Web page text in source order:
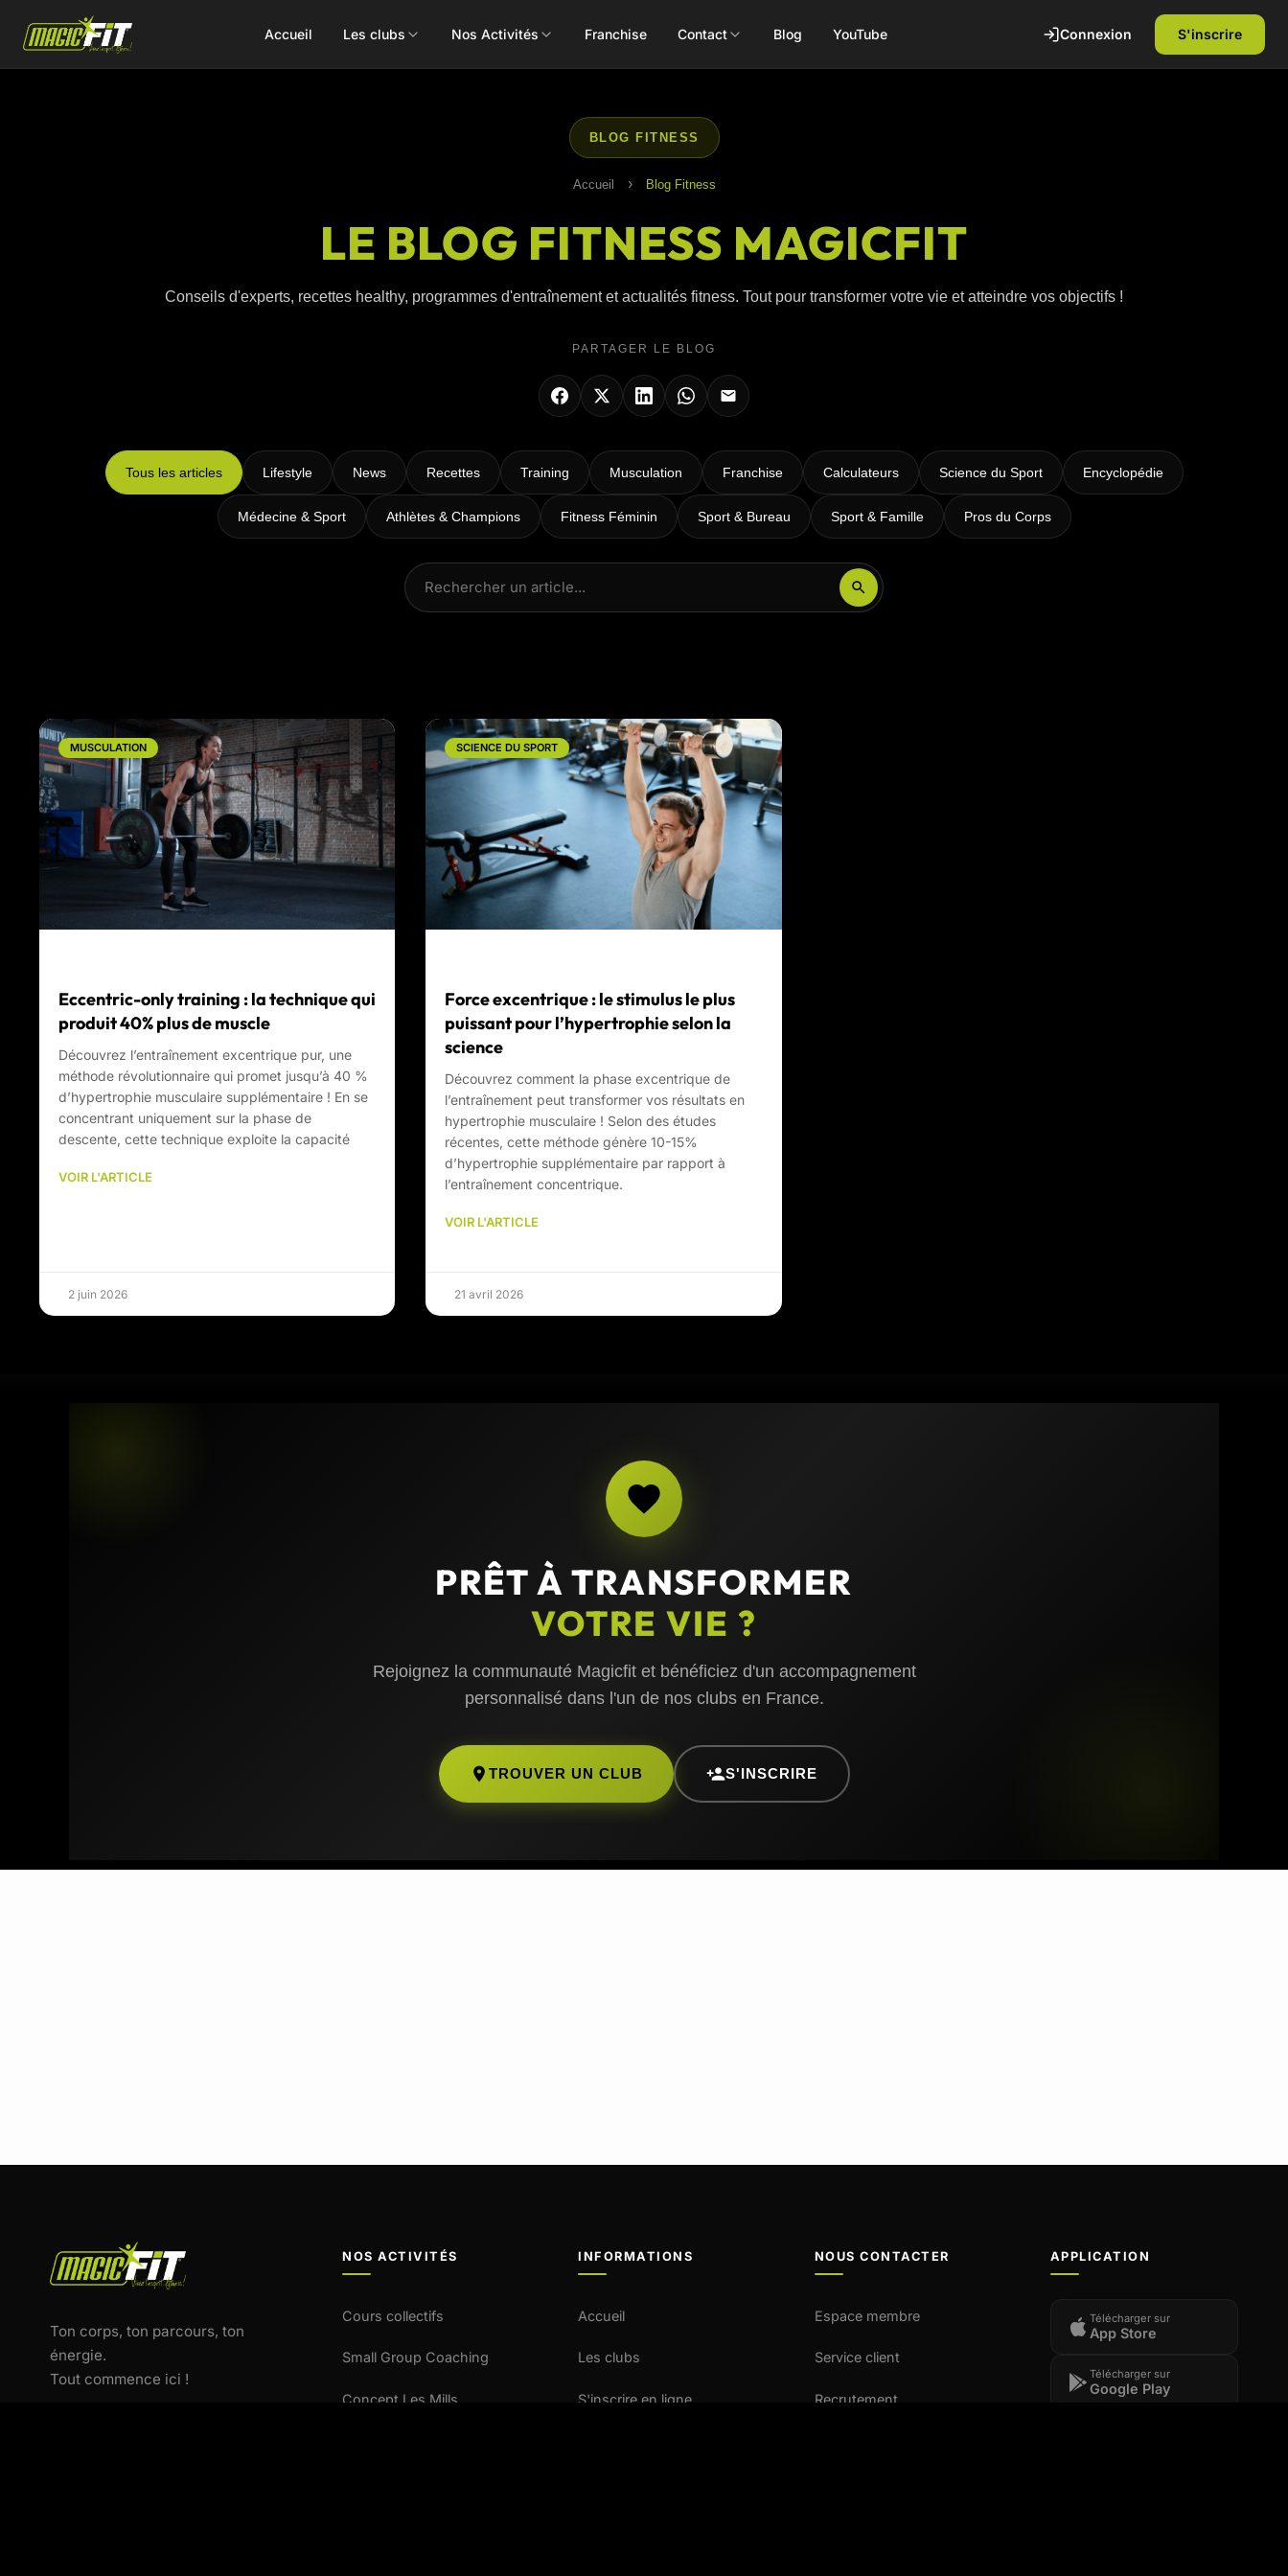
Accueil Les clubs Nos Activités
Renforcement
Intensifs
Cardio
Small Group
Perso
Les Mills
Concept
ALEOP
Aléop Cardio
Aléop Force
Aléop Fight
Booty Shape
Pôle Santé
Zumba Kids
Danse Kids
Franchise Contact Blog YouTube Connexion S'inscrire
BLOG FITNESS
Accueil › Blog Fitness
LE BLOG FITNESS MAGICFIT
Conseils d'experts, recettes healthy, programmes d'entraînement et actualités fitness. Tout pour transformer votre vie et atteindre vos objectifs !
PARTAGER LE BLOG
Tous les articles Lifestyle News Recettes Training Musculation Franchise Calculateurs Science du Sport Encyclopédie
Médecine & Sport Athlètes & Champions Fitness Féminin Sport & Bureau Sport & Famille Pros du Corps
MUSCULATION
Eccentric-only training : la technique qui
produit 40% plus de muscle
Découvrez l’entraînement excentrique pur, une
méthode révolutionnaire qui promet jusqu’à 40 %
d’hypertrophie musculaire supplémentaire ! En se
concentrant uniquement sur la phase de
descente, cette technique exploite la capacité
VOIR L'ARTICLE
2 juin 2026
SCIENCE DU SPORT
Force excentrique : le stimulus le plus
puissant pour l’hypertrophie selon la
science
Découvrez comment la phase excentrique de
l’entraînement peut transformer vos résultats en
hypertrophie musculaire ! Selon des études
récentes, cette méthode génère 10-15%
d’hypertrophie supplémentaire par rapport à
l’entraînement concentrique.
VOIR L'ARTICLE
21 avril 2026
PRÊT À TRANSFORMER
VOTRE VIE ?
Rejoignez la communauté Magicfit et bénéficiez d'un accompagnement
personnalisé dans l'un de nos clubs en France.
TROUVER UN CLUB S'INSCRIRE
Ton corps, ton parcours, ton
énergie.
Tout commence ici !
NOS ACTIVITÉS
Cours collectifs
Small Group Coaching
Concept Les Mills
INFORMATIONS
Accueil
Les clubs
S'inscrire en ligne
NOUS CONTACTER
Espace membre
Service client
Recrutement
APPLICATION
Télécharger sur
App Store
Télécharger sur
Google Play